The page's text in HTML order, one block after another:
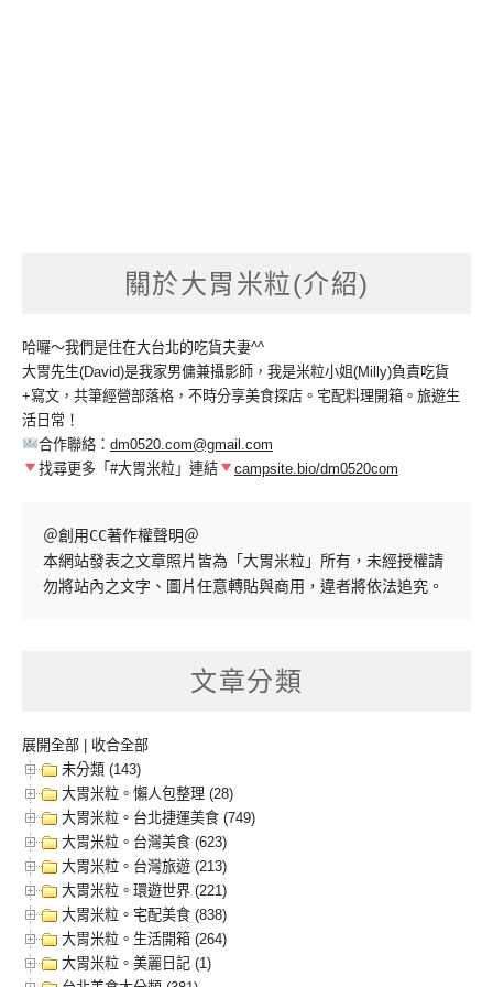
關於大胃米粒(介紹)
哈囉～我們是住在大台北的吃貨夫妻^^
大胃先生(David)是我家男傭兼攝影師，我是米粒小姐(Milly)負責吃貨
+寫文，共筆經營部落格，不時分享美食探店。宅配料理開箱。旅遊生
活日常！
合作聯絡： dm0520.com@gmail.com
找尋更多「#大胃米粒」連結
campsite.bio/dm0520com
＠創用CC著作權聲明＠
本網站發表之文章照片皆為「大胃米粒」所有，未經授權請
勿將站內之文字、圖片任意轉貼與商用，違者將依法追究。
文章分類
展開全部 | 收合全部
未分類 (143)
大胃米粒。懶人包整理 (28)
大胃米粒。台北捷運美食 (749)
大胃米粒。台灣美食 (623)
大胃米粒。台灣旅遊 (213)
大胃米粒。環遊世界 (221)
大胃米粒。宅配美食 (838)
大胃米粒。生活開箱 (264)
大胃米粒。美麗日記 (1)